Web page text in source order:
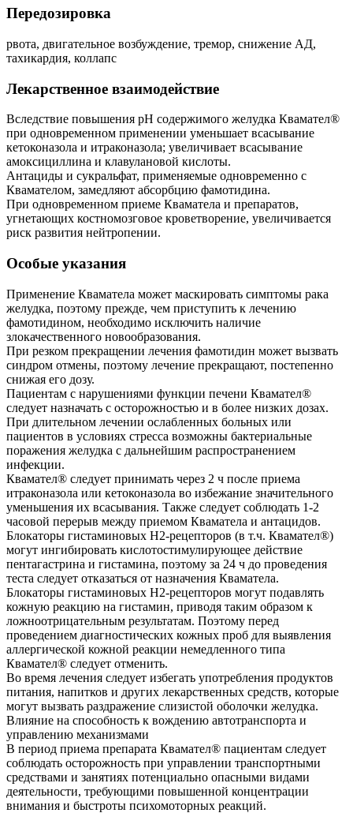
Передозировка
рвота, двигательное возбуждение, тремор, снижение АД,
тахикардия, коллапс
Лекарственное взаимодействие
Вследствие повышения рН содержимого желудка Квамател®
при одновременном применении уменьшает всасывание
кетоконазола и итраконазола; увеличивает всасывание
амоксициллина и клавулановой кислоты.
Антациды и сукральфат, применяемые одновременно с
Квамателом, замедляют абсорбцию фамотидина.
При одновременном приеме Кваматела и препаратов,
угнетающих костномозговое кроветворение, увеличивается
риск развития нейтропении.
Особые указания
Применение Кваматела может маскировать симптомы рака
желудка, поэтому прежде, чем приступить к лечению
фамотидином, необходимо исключить наличие
злокачественного новообразования.
При резком прекращении лечения фамотидин может вызвать
синдром отмены, поэтому лечение прекращают, постепенно
снижая его дозу.
Пациентам с нарушениями функции печени Квамател®
следует назначать с осторожностью и в более низких дозах.
При длительном лечении ослабленных больных или
пациентов в условиях стресса возможны бактериальные
поражения желудка с дальнейшим распространением
инфекции.
Квамател® следует принимать через 2 ч после приема
итраконазола или кетоконазола во избежание значительного
уменьшения их всасывания. Также следует соблюдать 1-2
часовой перерыв между приемом Кваматела и антацидов.
Блокаторы гистаминовых H2-рецепторов (в т.ч. Квамател®)
могут ингибировать кислотостимулирующее действие
пентагастрина и гистамина, поэтому за 24 ч до проведения
теста следует отказаться от назначения Кваматела.
Блокаторы гистаминовых H2-рецепторов могут подавлять
кожную реакцию на гистамин, приводя таким образом к
ложноотрицательным результатам. Поэтому перед
проведением диагностических кожных проб для выявления
аллергической кожной реакции немедленного типа
Квамател® следует отменить.
Во время лечения следует избегать употребления продуктов
питания, напитков и других лекарственных средств, которые
могут вызвать раздражение слизистой оболочки желудка.
Влияние на способность к вождению автотранспорта и
управлению механизмами
В период приема препарата Квамател® пациентам следует
соблюдать осторожность при управлении транспортными
средствами и занятиях потенциально опасными видами
деятельности, требующими повышенной концентрации
внимания и быстроты психомоторных реакций.